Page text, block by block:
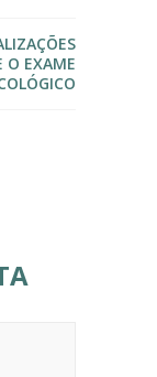
O EXAME